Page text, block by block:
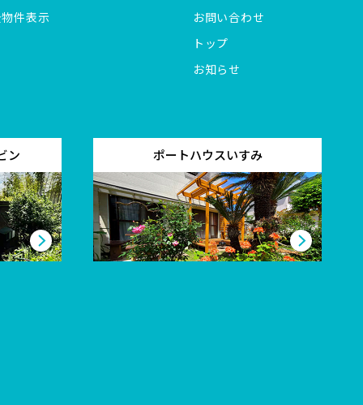
件表示
お問い合わせ
トップ
お知らせ
ン ポートハウスいすみ